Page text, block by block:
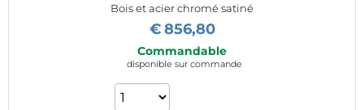
Bois et acier chromé satiné
€856,80
Commandable
disponible sur commande